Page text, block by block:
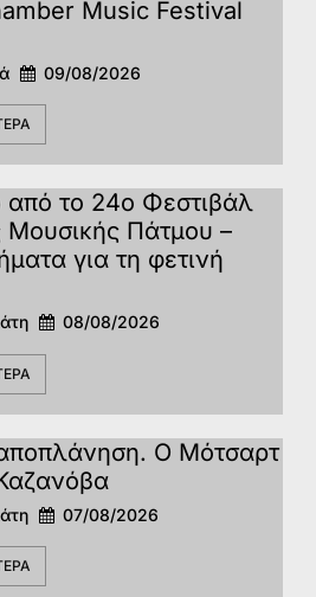
Music Festival
09/08/2026
από το 24ο Φεστιβάλ
Μουσικής Πάτμου –
για τη φετινή
08/08/2026
Ο Μότσαρτ
07/08/2026